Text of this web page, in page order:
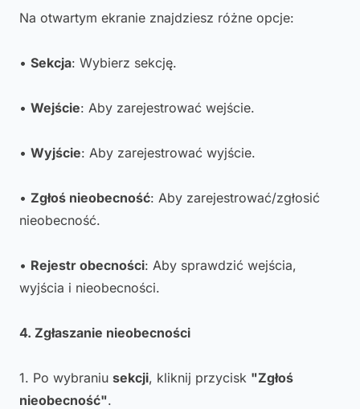
Na otwartym ekranie znajdziesz różne opcje:
• Sekcja: Wybierz sekcję.
• Wejście: Aby zarejestrować wejście.
• Wyjście: Aby zarejestrować wyjście.
• Zgłoś nieobecność: Aby zarejestrować/zgłosić
nieobecność.
• Rejestr obecności: Aby sprawdzić wejścia,
wyjścia i nieobecności.
4. Zgłaszanie nieobecności
1. Po wybraniu sekcji, kliknij przycisk "Zgłoś
nieobecność".